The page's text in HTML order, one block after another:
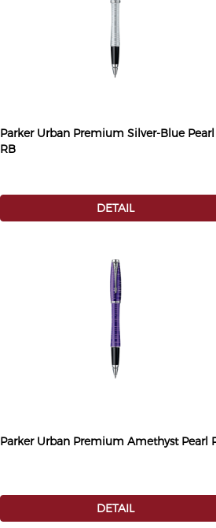
Parker Urban Premium Silver-Blue Pearl
RB
DETAIL
Parker Urban Premium Amethyst Pearl
DETAIL